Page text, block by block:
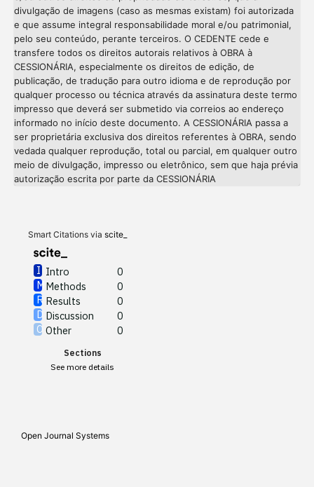
divulgação de imagens (caso as mesmas existam) foi autorizada
e que assume integral responsabilidade moral e/ou patrimonial,
pelo seu conteúdo, perante terceiros. O CEDENTE cede e
transfere todos os direitos autorais relativos à OBRA à
CESSIONÁRIA, especialmente os direitos de edição, de
publicação, de tradução para outro idioma e de reprodução por
qualquer processo ou técnica através da assinatura deste termo
impresso que deverá ser submetido via correios ao endereço
informado no início deste documento. A CESSIONÁRIA passa a
ser proprietária exclusiva dos direitos referentes à OBRA, sendo
vedada qualquer reprodução, total ou parcial, em qualquer outro
meio de divulgação, impresso ou eletrônico, sem que haja prévia
autorização escrita por parte da CESSIONÁRIA
Smart Citations via scite_
Intro
0
Methods
0
Results
0
Discussion
0
Other
0
Sections
See more details
Intro
Open Journal Systems